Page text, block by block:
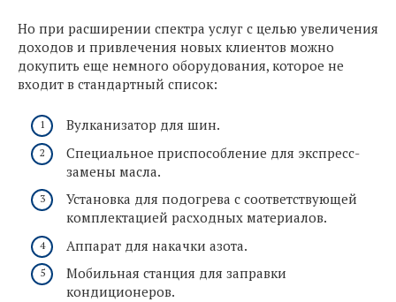
Но при расширении спектра услуг с целью увеличения
доходов и привлечения новых клиентов можно
докупить еще немного оборудования, которое не
входит в стандартный список:
Вулканизатор для шин.
Специальное приспособление для экспресс-
замены масла.
Установка для подогрева с соответствующей
комплектацией расходных материалов.
Аппарат для накачки азота.
Мобильная станция для заправки
кондиционеров.